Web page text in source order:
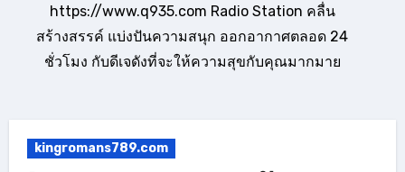
https://www.q935.com Radio Station คลื่น
สร้างสรรค์ แบ่งปันความสนุก ออกอากาศตลอด 24
ชั่วโมง กับดีเจดังที่จะให้ความสุขกับคุณมากมาย
kingromans789.com